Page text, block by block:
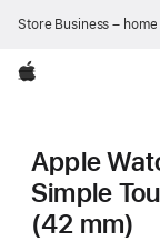
Store Business – home
Apple
Apple
Simple
(42 mm)